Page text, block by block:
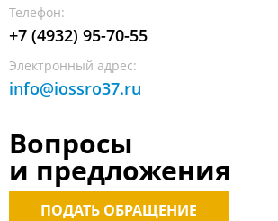
Телефон:
+7 (4932) 95-70-55
Электронный адрес:
info@iossro37.ru
Вопросы
и предложения
ПОДАТЬ ОБРАЩЕНИЕ